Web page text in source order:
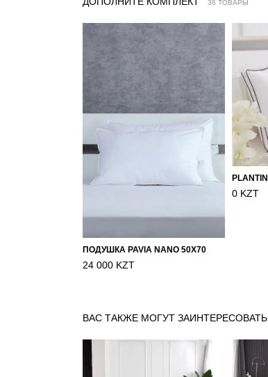
36 ТОВАРЫ
ПОДУШКА PAVIA NANO 50X70
24 000 KZT
0 KZT
ВАС ТАКЖЕ МОГУТ ЗАИНТЕРЕСОВАТЬ